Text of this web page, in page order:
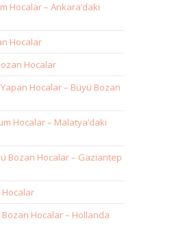
Hocalar – Ankara’daki
Hocalar
Hocalar
Hocalar – Büyü Bozan
Hocalar – Malatya’daki
Bozan Hocalar – Gaziantep
Hocalar – Hollanda